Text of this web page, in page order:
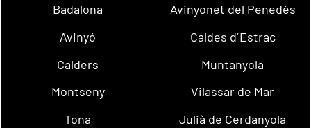
Badalona
Avinyonet del Penedès
Avinyó
Caldes d´Estrac
Calders
Muntanyola
Montseny
Vilassar de Mar
Tona
Julià de Cerdanyola